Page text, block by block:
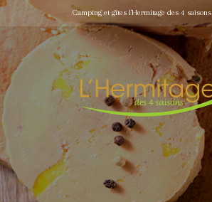
Camping et gîtes l'Hermitage des 4